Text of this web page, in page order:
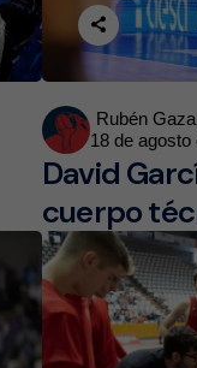
Posted
by
Rubén
18 de agosto
David
cuerpo